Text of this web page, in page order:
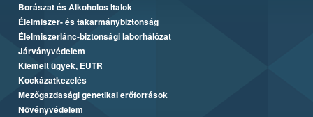
Borászat és Alkoholos Italok
Élelmiszer- és takarmánybiztonság
Élelmiszerlánc-biztonsági laborhálózat
Járványvédelem
Kiemelt ügyek, EUTR
Kockázatkezelés
Mezőgazdasági genetikai erőforrások
Növényvédelem